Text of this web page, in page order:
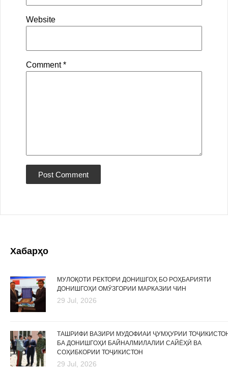
Website
Comment*
Хабарҳо
МУЛОҚОТИ РЕКТОРИ ДОНИШГОҲ БО РОҲБАРИЯТИ
ДОНИШГОҲИ ОМӮЗГОРИИ МАРКАЗИИ ЧИН
29 Jul, 2026
ТАШРИФИ ВАЗИРИ МУДОФИАИ ҶУМҲУРИИ
БА ДОНИШГОҲИ БАЙНАЛМИЛАЛИИ САЙЁҲӢ ВА
СОҲИБКОРИИ ТОҶИКИСТОН
29 Jul, 2026